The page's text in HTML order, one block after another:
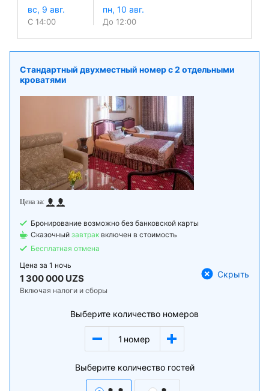
С 14:00 До 12:00
Стандартный двухместный номер с 2 отдельными
кроватями
Бронирование возможно без банковской карты
Сказочный завтрак включен в стоимость
Бесплатная отмена
Цена за 1 ночь
1 300 000 UZS
Включая налоги и сборы
Скрыть
Выберите количество номеров
1 номер
Выберите количество гостей